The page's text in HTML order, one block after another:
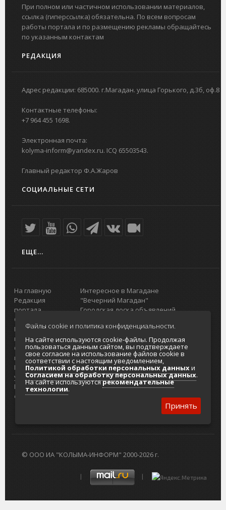
При полном или частичном использовании материалов,
ссылка (гиперссылка) обязательна. По всем вопросам
работы портала и по размещению рекламы обращайтесь
по указанным контактам
РЕДАКЦИЯ
Адрес редакции: 685000. г.Магадан. улица Горького, д.3б, оф.8
Контактные телефоны:
+7 964 455 1698.
Электронная почта:
kolyma-inform@yandex.ru. ICQ 65503543.
Главный редактор Ф.А.Жаров
СОЦИАЛЬНЫЕ СЕТИ
ЕЩЕ...
На главную
Редакция
портала
О проекте
Реклама на
портале
Отзывы и
предложения
Интернет-
услуги
Разработка
сайтов
Интересное в Магадане
"Вечерний Магадан"
Городская доска объявлений
Главный туристический портал
Колымы
Политика в отношении обработки
персональных данных
Согласие на обработку персональных
данных
© ООО ИА "КОЛЫМА-ИНФОРМ" 2000-2026 г.
Файлы cookie и политика конфиденциальности.
На сайте используются cookie-файлы. Продолжая
пользоваться данным сайтом, вы подтверждаете
свое согласие на использование файлов cookie в
соответствии с настоящим уведомлением,
Политикой обработки персональных данныхи
Согласием на обработку персональных данных.
На сайте используютсярекомендательные
технологии.
Принять